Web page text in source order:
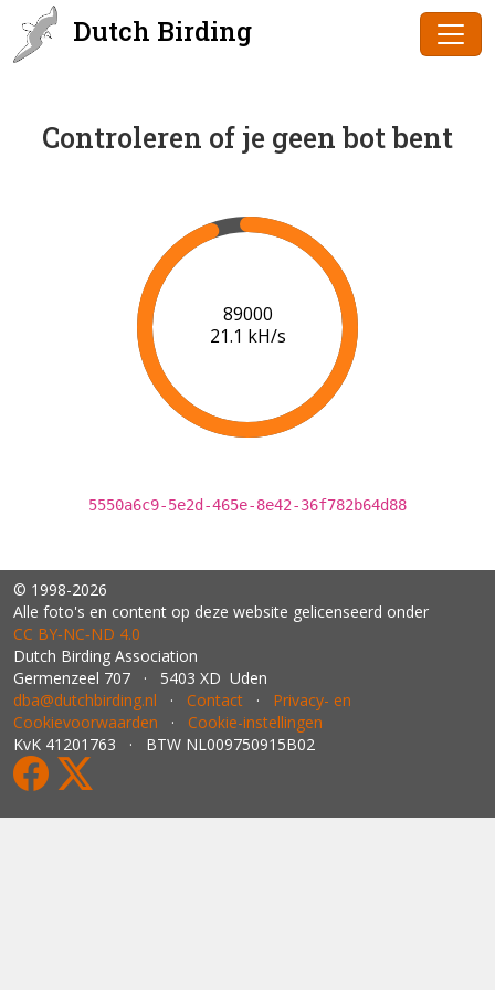
Dutch Birding
Controleren of je geen bot bent
90000
21.1 kH/s
5550a6c9-5e2d-465e-8e42-36f782b64d88
© 1998-2026
Alle foto's en content op deze website gelicenseerd onder
CC BY‑NC‑ND 4.0
Dutch Birding Association
Germenzeel 707 · 5403 XD Uden
dba@dutchbirding.nl · Contact · Privacy- en
Cookievoorwaarden · Cookie-instellingen
KvK 41201763 · BTW NL009750915B02